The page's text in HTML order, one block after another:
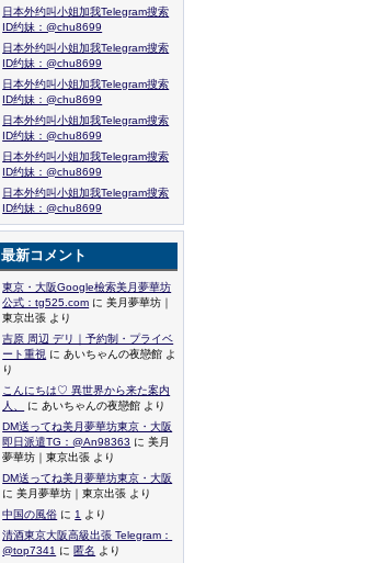
日本外约叫小姐加我Telegram搜索
ID约妹：@chu8699
日本外约叫小姐加我Telegram搜索
ID约妹：@chu8699
日本外约叫小姐加我Telegram搜索
ID约妹：@chu8699
日本外约叫小姐加我Telegram搜索
ID约妹：@chu8699
日本外约叫小姐加我Telegram搜索
ID约妹：@chu8699
日本外约叫小姐加我Telegram搜索
ID约妹：@chu8699
最新コメント
東京・大阪Google檢索美月夢華坊
公式：tg525.com に 美月夢華坊｜
東京出張 より
吉原 周辺 デリ｜予約制・プライベ
ート重視 に あいちゃんの夜戀館 よ
り
こんにちは♡ 異世界から来た案内
人、
に あいちゃんの夜戀館 より
DM送ってね美月夢華坊東京・大阪
即日派遣TG：@An98363 に 美月
夢華坊｜東京出張 より
DM送ってね美月夢華坊東京・大阪
に 美月夢華坊｜東京出張 より
中国の風俗 に 1
より
清酒東京大阪高級出張 Telegram：
@top7341 に 匿名 より